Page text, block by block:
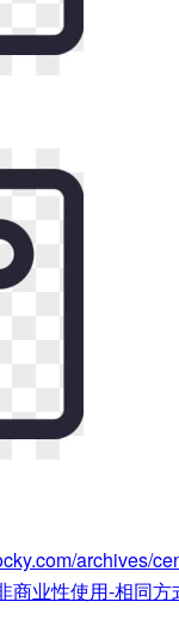
archives/
商业性使用-相同